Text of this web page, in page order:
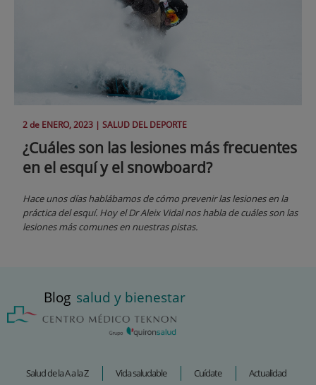
2 de ENERO, 2023 | SALUD DEL DEPORTE
¿Cuáles son las lesiones más frecuentes
en el esquí y el snowboard?
Hace unos días hablábamos de cómo prevenir las lesiones en la
práctica del esquí. Hoy el Dr Aleix Vidal nos habla de cuáles son las
lesiones más comunes en nuestras pistas.
Blog salud y bienestar
Salud de la A a la Z Vida saludable Cuídate Actualidad